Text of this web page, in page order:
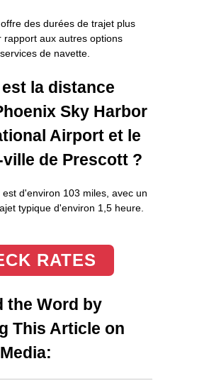
des durées de trajet plus
rapport aux autres options
de navette.
la distance
Sky Harbor
Airport et le
de Prescott ?
est d'environ 103 miles, avec un
typique d'environ 1,5 heure.
RATES
the Word by
This Article on